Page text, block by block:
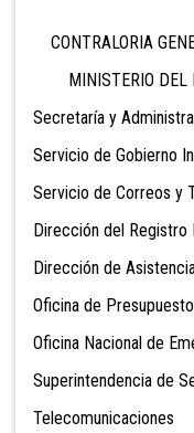
CONTRALORIA
MINISTERIO DEL
Secretaría y
Servicio de Gobierno
Servicio de Correos y
Dirección del Registro
Dirección de
Oficina de
Oficina Nacional de
Superintendencia de
Telecomunicaciones